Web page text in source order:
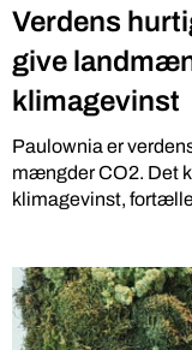
Verdens
give
klimagevinst
Paulownia er
mængder CO2. Det
klimagevinst,